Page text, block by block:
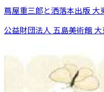
蔦屋重三郎と洒落本出版
公益財団法人 五島美術館